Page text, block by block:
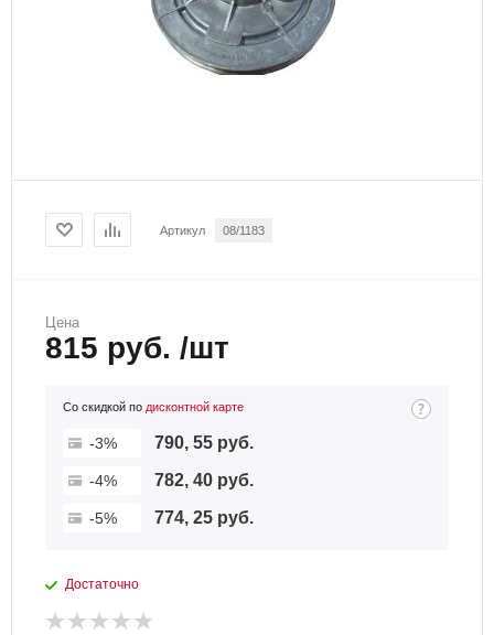
Артикул 08/1183
Цена
815 руб. /шт
Со скидкой по дисконтной карте
-3% 790, 55 руб.
-4% 782, 40 руб.
-5% 774, 25 руб.
Достаточно